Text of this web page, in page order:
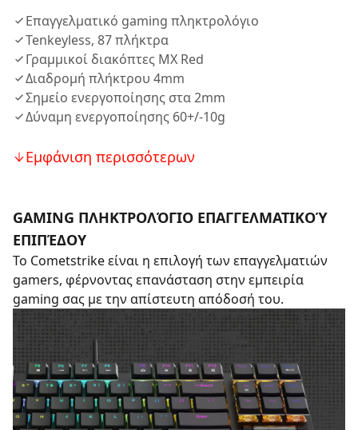
Επαγγελματικό gaming πληκτρολόγιο
Tenkeyless, 87 πλήκτρα
Γραμμικοί διακόπτες MX Red
Διαδρομή πλήκτρου 4mm
Σημείο ενεργοποίησης στα 2mm
Δύναμη ενεργοποίησης 60+/-10g
Εμφάνιση περισσότερων
GAMING ΠΛΗΚΤΡΟΛΌΓΙΟ ΕΠΑΓΓΕΛΜΑΤΙΚΟΎ
ΕΠΙΠΈΔΟΥ
Το Cometstrike είναι η επιλογή των επαγγελματιών
gamers, φέρνοντας επανάσταση στην εμπειρία
gaming σας με την απίστευτη απόδοσή του.